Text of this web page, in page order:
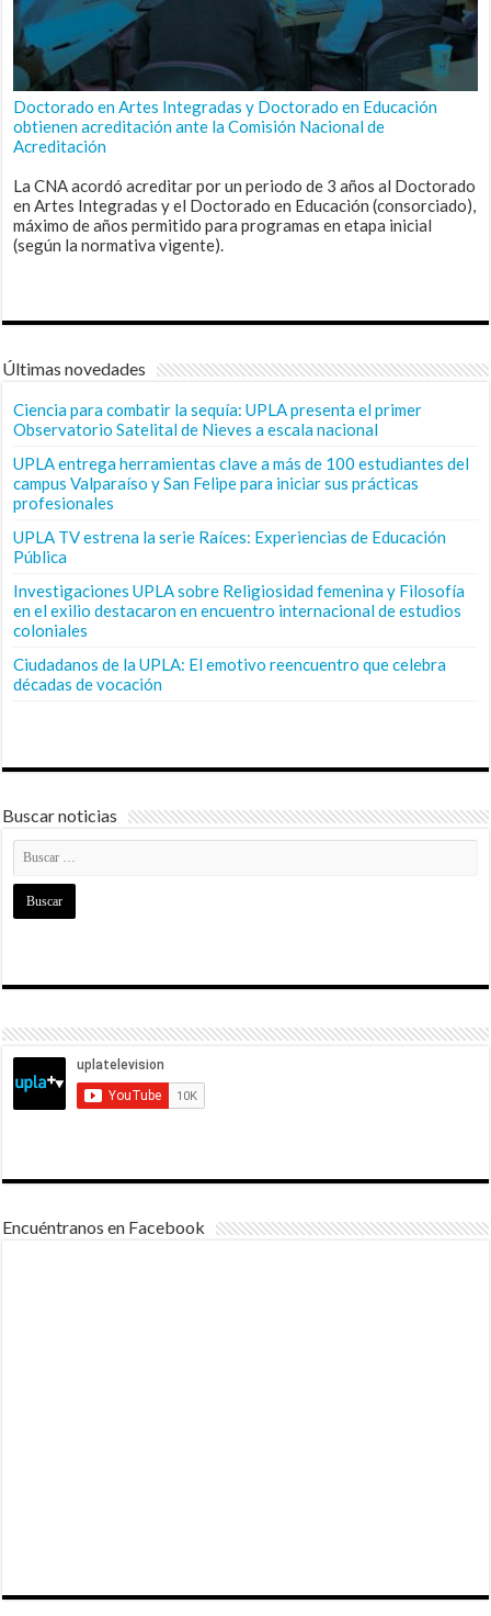
Doctorado en Artes Integradas y Doctorado en Educación
obtienen acreditación ante la Comisión Nacional de
Acreditación
La CNA acordó acreditar por un periodo de 3 años al Doctorado
en Artes Integradas y el Doctorado en Educación (consorciado),
máximo de años permitido para programas en etapa inicial
(según la normativa vigente).
Últimas novedades
Ciencia para combatir la sequía: UPLA presenta el primer
Observatorio Satelital de Nieves a escala nacional
UPLA entrega herramientas clave a más de 100 estudiantes del
campus Valparaíso y San Felipe para iniciar sus prácticas
profesionales
UPLA TV estrena la serie Raíces: Experiencias de Educación
Pública
Investigaciones UPLA sobre Religiosidad femenina y Filosofía
en el exilio destacaron en encuentro internacional de estudios
coloniales
Ciudadanos de la UPLA: El emotivo reencuentro que celebra
décadas de vocación
Buscar noticias
Encuéntranos en Facebook